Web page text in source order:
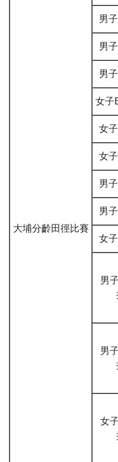
大埔分齡田徑比賽
男
男
男
女子
女
女
男
男
女
男
男
女